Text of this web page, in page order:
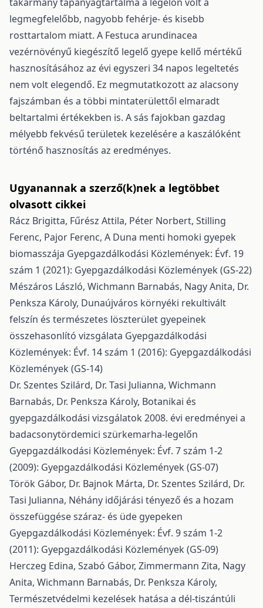
legmegfelelőbb, nagyobb fehérje- és kisebb
rosttartalom miatt. A Festuca arundinacea
vezérnövényű kiegészítő legelő gyepe kellő mértékű
hasznosításához az évi egyszeri 34 napos legeltetés
nem volt elegendő. Ez megmutatkozott az alacsony
fajszámban és a többi mintaterülettől elmaradt
beltartalmi értékekben is. A sás fajokban gazdag
mélyebb fekvésű területek kezelésére a kaszálóként
történő hasznosítás az eredményes.
Ugyanannak a szerző(k)nek a legtöbbet
olvasott cikkei
Rácz Brigitta, Fűrész Attila, Péter Norbert, Stilling
Ferenc, Pajor Ferenc, A Duna menti homoki gyepek
biomasszája Gyepgazdálkodási Közlemények: Évf. 19
szám 1 (2021): Gyepgazdálkodási Közlemények (GS-22)
Mészáros László, Wichmann Barnabás, Nagy Anita, Dr.
Penksza Károly, Dunaújváros környéki rekultivált
felszín és természetes löszterület gyepeinek
összehasonlító vizsgálata Gyepgazdálkodási
Közlemények: Évf. 14 szám 1 (2016): Gyepgazdálkodási
Közlemények (GS-14)
Dr. Szentes Szilárd, Dr. Tasi Julianna, Wichmann
Barnabás, Dr. Penksza Károly, Botanikai és
gyepgazdálkodási vizsgálatok 2008. évi eredményei a
badacsonytördemici szürkemarha-legelőn
Gyepgazdálkodási Közlemények: Évf. 7 szám 1-2
(2009): Gyepgazdálkodási Közlemények (GS-07)
Török Gábor, Dr. Bajnok Márta, Dr. Szentes Szilárd, Dr.
Tasi Julianna, Néhány időjárási tényező és a hozam
összefüggése száraz- és üde gyepeken
Gyepgazdálkodási Közlemények: Évf. 9 szám 1-2
(2011): Gyepgazdálkodási Közlemények (GS-09)
Herczeg Edina, Szabó Gábor, Zimmermann Zita, Nagy
Anita, Wichmann Barnabás, Dr. Penksza Károly,
Természetvédelmi kezelések hatása a dél-tiszántúli